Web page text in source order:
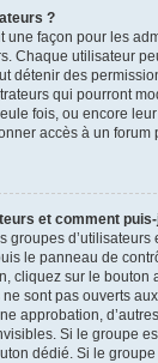
?
une façon pour les
Chaque utilisateur
détenir des
qui pourront
fois, ou encore
accès à un forum
et comment
groupes d’utilisateurs
le panneau de
cliquez sur le bouton
sont pas ouverts
approbation,
Si le groupe
dédié. Si le